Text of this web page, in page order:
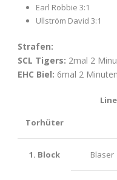
Earl Robbie 3:1
Ullström David 3:1
Strafen:
SCL Tigers: 2mal 2
EHC Biel: 6mal 2 Minuten
Torhüter
1. Block Blaser